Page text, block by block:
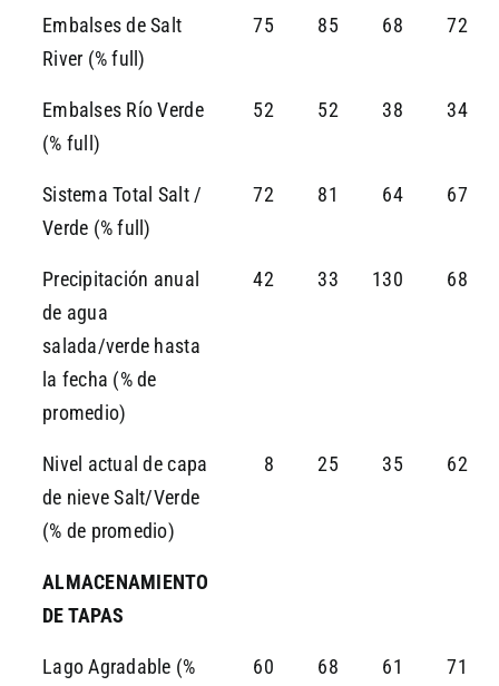
Embalses de Salt
River (% full)
75 85 68 72
Embalses Río Verde
(% full)
52 52 38 34
Sistema Total Salt /
Verde (% full)
72 81 64 67
Precipitación anual
de agua
salada/verde hasta
la fecha (% de
promedio)
42 33 130 68
Nivel actual de capa
de nieve Salt/Verde
(% de promedio)
8 25 35 62
ALMACENAMIENTO
DE TAPAS
Lago Agradable (%
60 68 61 71